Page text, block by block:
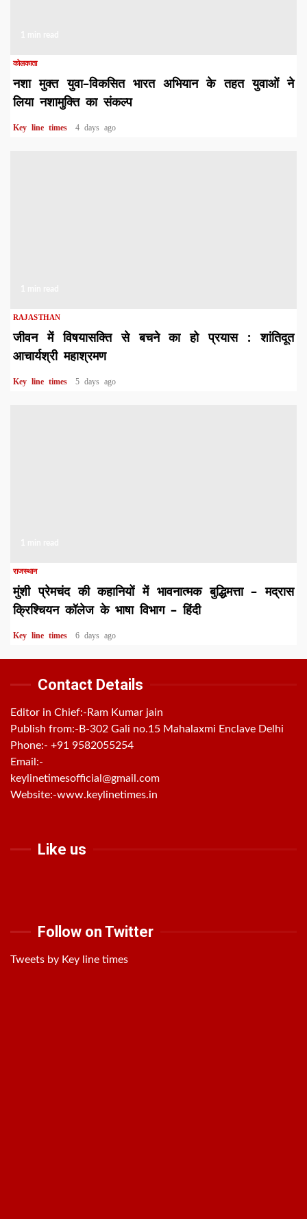
कोलकाता
नशा मुक्त युवा–विकसित भारत अभियान के तहत युवाओं ने
लिया नशामुक्ति का संकल्प
Key line times 4 days ago
RAJASTHAN
जीवन में विषयासक्ति से बचने का हो प्रयास : शांतिदूत
आचार्यश्री महाश्रमण
Key line times 5 days ago
राजस्थान
मुंशी प्रेमचंद की कहानियों में भावनात्मक बुद्धिमत्ता – मद्रास
क्रिश्चियन कॉलेज के भाषा विभाग – हिंदी
Key line times 6 days ago
Contact Details
Editor in Chief:-Ram Kumar jain
Publish from:- B-302 Gali no.15 Mahalaxmi Enclave Delhi
Phone:- +91 9582055254
Email:-
keylinetimesofficial@gmail.com
Website:-www.keylinetimes.in
Like us
Follow on Twitter
Tweets by Key line times